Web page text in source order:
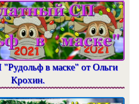
в маске" от Ольги
Крохин.